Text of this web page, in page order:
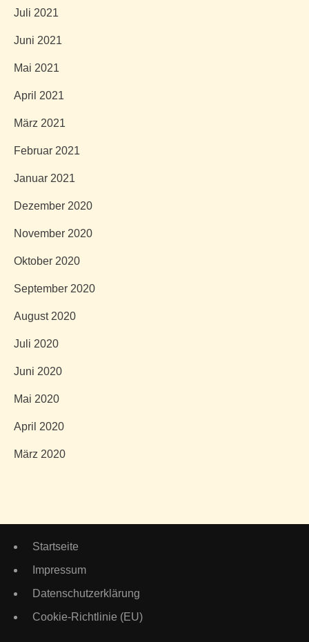
Juli 2021
Juni 2021
Mai 2021
April 2021
März 2021
Februar 2021
Januar 2021
Dezember 2020
November 2020
Oktober 2020
September 2020
August 2020
Juli 2020
Juni 2020
Mai 2020
April 2020
März 2020
Startseite
Impressum
Datenschutzerklärung
Cookie-Richtlinie (EU)